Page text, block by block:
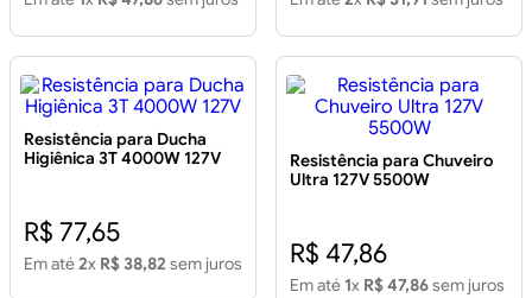
Resistência para Ducha
Higiênica 3T 4000W 127V
R$ 77,65
Em até2x R$ 38,82 sem juros
Resistência para Chuveiro
Ultra 127V 5500W
R$ 47,86
Em até 1x R$ 47,86sem juros